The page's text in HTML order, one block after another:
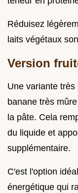
Réduisez
laits végétaux
Version
Une variante
banane très
la pâte. Cela
du liquide et
supplémentaire.
C'est l'option
énergétique qui